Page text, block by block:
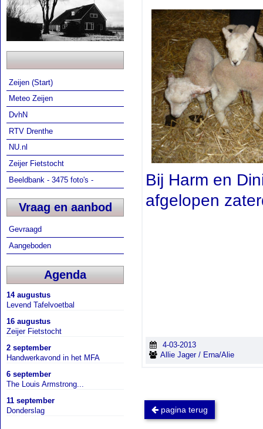
Zeijen (Start)
Meteo Zeijen
DvhN
RTV Drenthe
NU.nl
Zeijer Fietstocht
Beeldbank - 3475 foto's -
Vraag en aanbod
Gevraagd
Aangeboden
Agenda
14 augustus
Levend Tafelvoetbal
16 augustus
Zeijer Fietstocht
2 september
Handwerkavond in het MFA
6 september
The Louis Armstrong...
11 september
Donderslag
Bij Harm en
afgelopen
4-03-2013
Allie Jager / Erna/Alie
pagina terug